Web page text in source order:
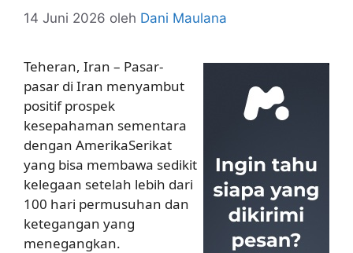
14 Juni 2026 oleh Dani Maulana
Teheran, Iran – Pasar-
pasar di Iran menyambut
positif prospek
kesepahaman sementara
dengan AmerikaSerikat
yang bisa membawa sedikit
kelegaan setelah lebih dari
100 hari permusuhan dan
ketegangan yang
menegangkan.